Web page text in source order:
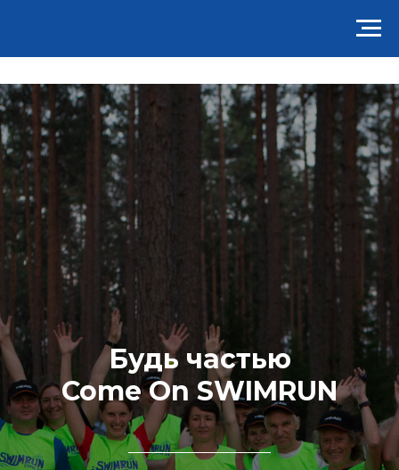
Будь частью
Come On SWIMRUN